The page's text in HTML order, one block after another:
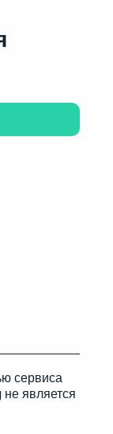
сервиса
является